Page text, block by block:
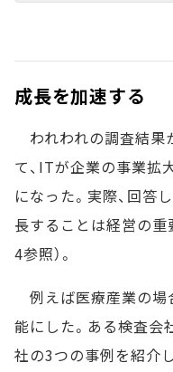
成長を加速する
われわれの調査結果
て、ITが企業の事業拡
になった。実際、回答
長することは経営の重
4参照）。
例えば医療産業の場
能にした。ある検査会
社の3つの事例を紹介